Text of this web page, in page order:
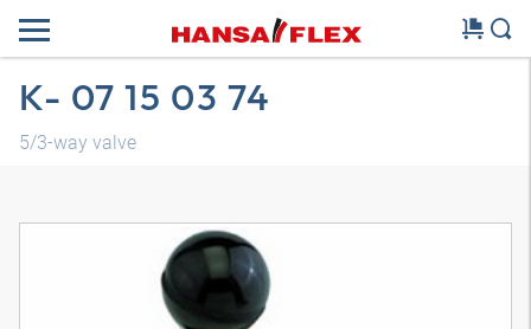
K- 07 15 03 74
5/3-way valve